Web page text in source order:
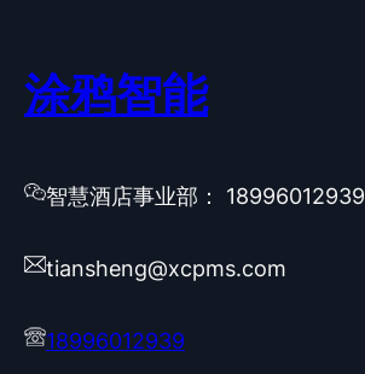
涂鸦智能
智慧酒店事业部： 18996012939
tiansheng@xcpms.com
18996012939